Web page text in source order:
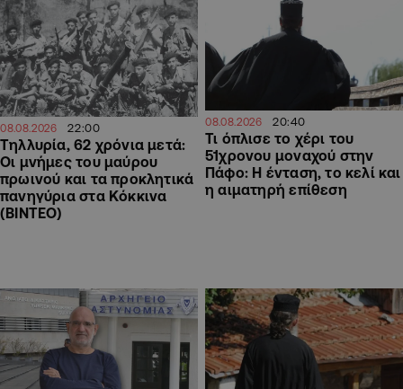
08.08.2026 22:00
Τηλλυρία, 62 χρόνια μετά:
Οι μνήμες του μαύρου
πρωινού και τα προκλητικά
πανηγύρια στα Κόκκινα
(ΒΙΝΤΕΟ)
08.08.2026 20:40
Τι όπλισε το χέρι του
51χρονου μοναχού στην
Πάφο: Η ένταση, το κελί και
η αιματηρή επίθεση